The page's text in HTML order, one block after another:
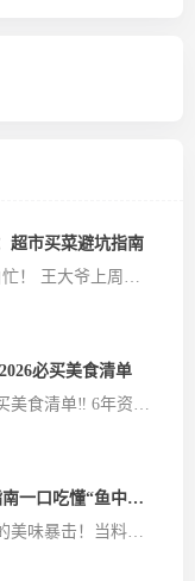
超市买菜避坑指南
必买美食清单
蓝鳍金枪鱼7大部位风味指南一口吃懂“鱼中蓝钻”！